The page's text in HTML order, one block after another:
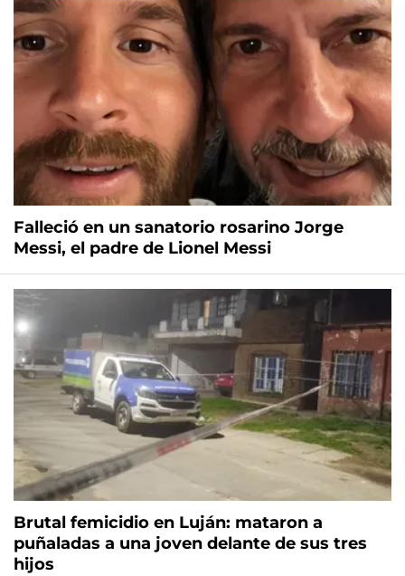
Falleció en un sanatorio rosarino Jorge
Messi, el padre de Lionel Messi
Brutal femicidio en Luján: mataron a
puñaladas a una joven delante de sus tres
hijos